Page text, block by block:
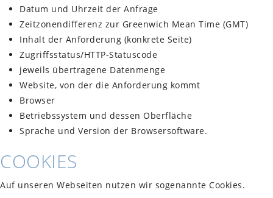
Datum und Uhrzeit der Anfrage
Zeitzonendifferenz zur Greenwich Mean Time (GMT)
Inhalt der Anforderung (konkrete Seite)
Zugriffsstatus/HTTP-Statuscode
jeweils übertragene Datenmenge
Website, von der die Anforderung kommt
Browser
Betriebssystem und dessen Oberfläche
Sprache und Version der Browsersoftware.
COOKIES
Auf unseren Webseiten nutzen wir sogenannte Cookies.